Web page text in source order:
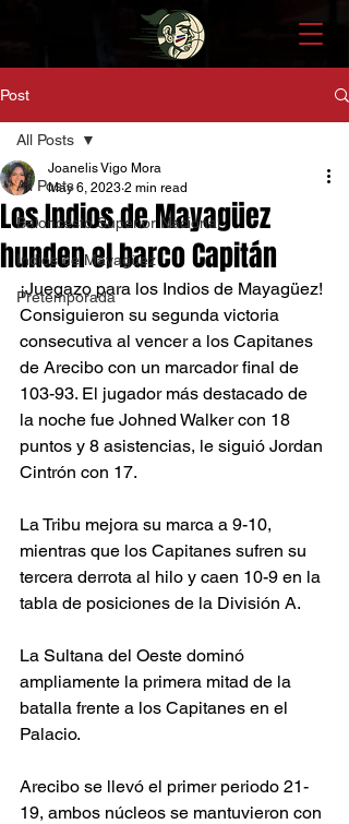
Post
All Posts
Baloncesto Superior Nacional
Indios de Mayagüez
Pretemporada
All Posts
Los Indios de Mayagüez
hunden el barco Capitán
Joanelis Vigo Mora
May 6, 2023 2 min read
¡Juegazo para los Indios de Mayagüez!
Consiguieron su segunda victoria
consecutiva al vencer a los Capitanes
de Arecibo con un marcador final de
103-93. El jugador más destacado de
la noche fue Johned Walker con 18
puntos y 8 asistencias, le siguió Jordan
Cintrón con 17.
La Tribu mejora su marca a 9-10,
mientras que los Capitanes sufren su
tercera derrota al hilo y caen 10-9 en la
tabla de posiciones de la División A.
La Sultana del Oeste dominó
ampliamente la primera mitad de la
batalla frente a los Capitanes en el
Palacio.
Arecibo se llevó el primer periodo 21-
19, ambos núcleos se mantuvieron con